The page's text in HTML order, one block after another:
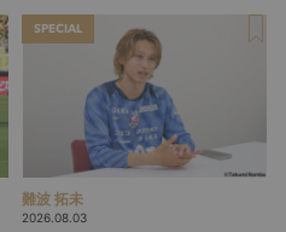
SPECIAL
難波 拓未
2026.08.03